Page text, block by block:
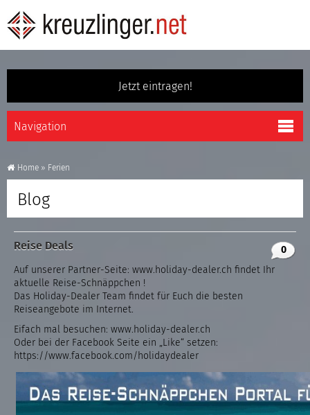
Jetzt eintragen!
Home » Ferien
Blog
Reise Deals 0
Auf unserer Partner-Seite: www.holiday-dealer.ch findet Ihr
aktuelle Reise-Schnäppchen !
Das Holiday-Dealer Team findet für Euch die besten
Reiseangebote im Internet.
Eifach mal besuchen: www.holiday-dealer.ch
Oder bei der Facebook Seite ein „Like“ setzen:
https://www.facebook.com/holidaydealer